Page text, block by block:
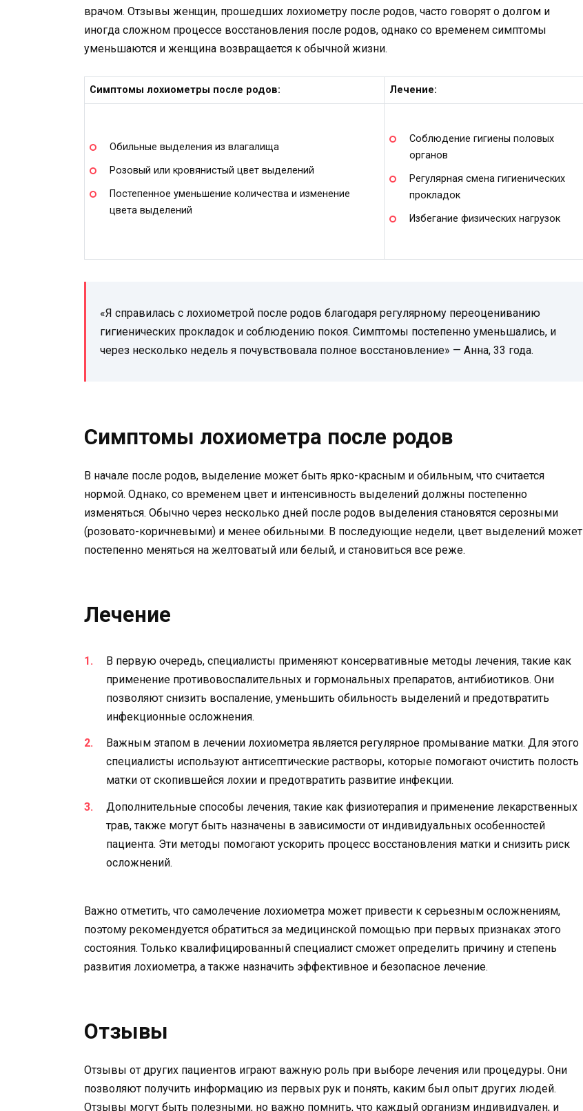
врачом. Отзывы женщин, прошедших лохиометру после родов, часто говорят о долгом и
иногда сложном процессе восстановления после родов, однако со временем симптомы
уменьшаются и женщина возвращается к обычной жизни.
Симптомы лохиометры после родов: Лечение:
Обильные выделения из влагалища
Розовый или кровянистый цвет выделений
Постепенное уменьшение количества и изменение
цвета выделений
Соблюдение гигиены половых
органов
Регулярная смена гигиенических
прокладок
Избегание физических нагрузок
«Я справилась с лохиометрой после родов благодаря регулярному переоцениванию
гигиенических прокладок и соблюдению покоя. Симптомы постепенно уменьшались, и
через несколько недель я почувствовала полное восстановление» — Анна, 33 года.
Симптомы лохиометра после родов
В начале после родов, выделение может быть ярко-красным и обильным, что считается
нормой. Однако, со временем цвет и интенсивность выделений должны постепенно
изменяться. Обычно через несколько дней после родов выделения становятся серозными
(розовато-коричневыми) и менее обильными. В последующие недели, цвет выделений может
постепенно меняться на желтоватый или белый, и становиться все реже.
Лечение
В первую очередь, специалисты применяют консервативные методы лечения, такие как
применение противовоспалительных и гормональных препаратов, антибиотиков. Они
позволяют снизить воспаление, уменьшить обильность выделений и предотвратить
инфекционные осложнения.
Важным этапом в лечении лохиометра является регулярное промывание матки. Для этого
специалисты используют антисептические растворы, которые помогают очистить полость
матки от скопившейся лохии и предотвратить развитие инфекции.
Дополнительные способы лечения, такие как физиотерапия и применение лекарственных
трав, также могут быть назначены в зависимости от индивидуальных особенностей
пациента. Эти методы помогают ускорить процесс восстановления матки и снизить риск
осложнений.
Важно отметить, что самолечение лохиометра может привести к серьезным осложнениям,
поэтому рекомендуется обратиться за медицинской помощью при первых признаках этого
состояния. Только квалифицированный специалист сможет определить причину и степень
развития лохиометра, а также назначить эффективное и безопасное лечение.
Отзывы
Отзывы от других пациентов играют важную роль при выборе лечения или процедуры. Они
позволяют получить информацию из первых рук и понять, каким был опыт других людей.
Отзывы могут быть полезными, но важно помнить, что каждый организм индивидуален, и